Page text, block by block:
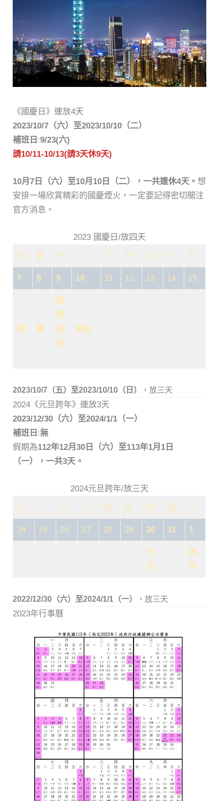
《國慶日》連放4天
2023/10/7（六）至2023/10/10（二）
補班日 :9/23(六)
請10/11-10/13(請3天休9天)
10月7日（六）至10月10日（二），一共連休4天。想
安排一場欣賞精彩的國慶煙火，一定要記得密切關注
官方消息。
2023 國慶日/放四天
六 日 一 二 三 四 五 六 日
7 8 9 10 11 12 13 14 15
國 慶
調
整
放
假
~
連假
2023/10/7（五）至2023/10/10（ 日 ） ，放三天
2024《元旦跨年》連放3天
2023/12/30（六）至2024/1/1（一）
補班日 :無
假期為112年12月30日（六）至113年1月1日
（一），一共3天。
2024元旦跨年/放三天
日 一 二 三 四 五 六 日 一
24 25 26 27 28 29 30 31 1
元
旦
~
跨
年
2022/12/30（六）至2024/1/1（一） ，放三天
2023年行事曆